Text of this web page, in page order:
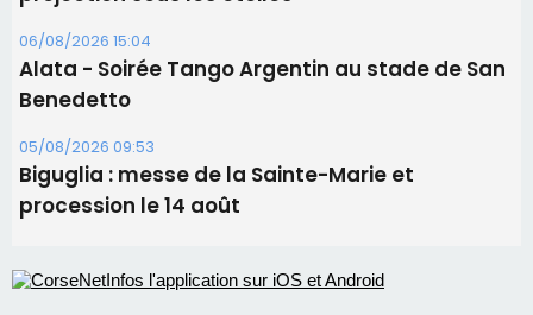
Les plus lus
Satine Nomary est la nouvelle Miss Corse 2026
Éclipse du 12 août : Où s'installer en Corse pour
profiter pleinement du spectacle ?
d'un spectacle qui ne reviendra pas avant 2081